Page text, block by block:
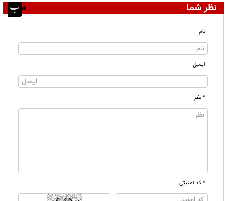
نظر شما
نام
ایمیل
* نظر
* کد امنیتی